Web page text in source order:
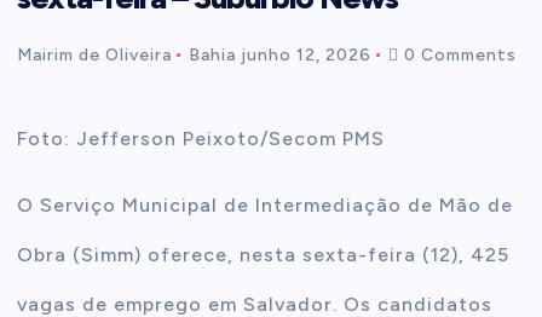
Mairim de Oliveira Bahia junho 12, 2026 0 Comments
Foto: Jefferson Peixoto/Secom PMS
O Serviço Municipal de Intermediação de Mão de
Obra (Simm) oferece, nesta sexta-feira (12), 425
vagas de emprego em Salvador. Os candidatos